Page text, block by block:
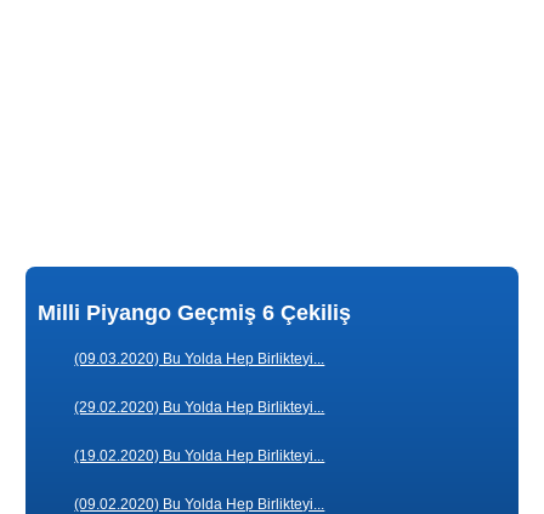
Milli Piyango Geçmiş 6 Çekiliş
(09.03.2020) Bu Yolda Hep Birlikteyi...
(29.02.2020) Bu Yolda Hep Birlikteyi...
(19.02.2020) Bu Yolda Hep Birlikteyi...
(09.02.2020) Bu Yolda Hep Birlikteyi...